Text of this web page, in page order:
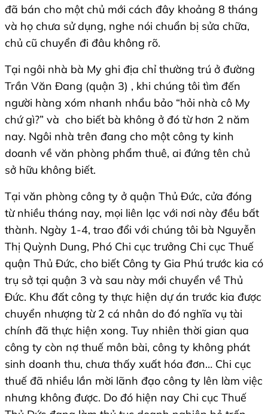
đã bán cho một chủ mới cách đây khoảng 8 tháng
và họ chưa sử dụng, nghe nói chuẩn bị sửa chữa,
chủ cũ chuyển đi đâu không rõ.
Tại ngôi nhà bà My ghi địa chỉ thường trú ở đường
Trần Văn Đang (quận 3) , khi chúng tôi tìm đến
người hàng xóm nhanh nhẩu bảo “hỏi nhà cô My
chứ gì?” và cho biết bà không ở đó từ hơn 2 năm
nay. Ngôi nhà trên đang cho một công ty kinh
doanh về văn phòng phẩm thuê, ai đứng tên chủ
sở hữu không biết.
Tại văn phòng công ty ở quận Thủ Đức, cửa đóng
từ nhiều tháng nay, mọi liên lạc với nơi này đều bất
thành. Ngày 1-4, trao đổi với chúng tôi bà Nguyễn
Thị Quỳnh Dung, Phó Chi cục trưởng Chi cục Thuế
quận Thủ Đức, cho biết Công ty Gia Phú trước kia có
trụ sở tại quận 3 và sau này mới chuyển về Thủ
Đức. Khu đất công ty thực hiện dự án trước kia được
chuyển nhượng từ 2 cá nhân do đó nghĩa vụ tài
chính đã thực hiện xong. Tuy nhiên thời gian qua
công ty còn nợ thuế môn bài, công ty không phát
sinh doanh thu, chưa thấy xuất hóa đơn… Chi cục
thuế đã nhiều lần mời lãnh đạo công ty lên làm việc
nhưng không được. Do đó hiện nay Chi cục Thuế